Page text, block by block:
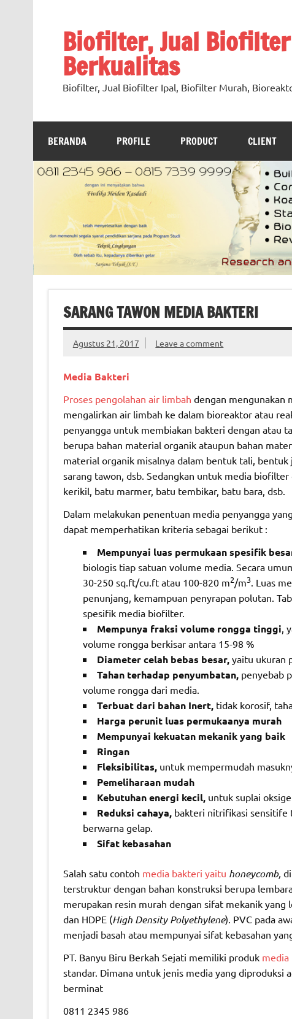
Biofilter, Jual
Berkualitas
Biofilter, Jual Biofilter Ipal, Biofilter Murah,
BERANDA PROFILE PRODUCT CLIENT
SARANG TAWON MEDIA BAKTERI
Agustus 21, 2017 Leave a comment
Media Bakteri
Proses pengolahan air limbah dengan mengunakan
mengalirkan air limbah ke dalam bioreaktor atau
penyangga untuk membiakan bakteri dengan atau
berupa bahan material organik ataupun bahan
material organik misalnya dalam bentuk tali,
sarang tawon, dsb. Sedangkan untuk media
kerikil, batu marmer, batu tembikar, batu bara, dsb.
Dalam melakukan penentuan media penyangga
dapat memperhatikan kriteria sebagai berikut :
Mempunyai luas permukaan spesifik
biologis tiap satuan volume media. Secara
30-250 sq.ft/cu.ft atau 100-820 m2/m3. Luas
penunjang, kemampuan penyrapan polutan.
spesifik
Mempunya fraksi volume rongga tinggi,
volume rongga berkisar antara 15-98 %
Diameter celah bebas besar,yaitu ukuran
Tahan terhadap penyumbatan, penyebab
volume rongga dari media.
Terbuat dari bahan Inert, tidak korosif,
Harga perunit luas permukaanya murah
Mempunyai kekuatan mekanik yang baik
Ringan
Fleksibilitas, untuk mempermudah
Pemeliharaan mudah
Kebutuhan energi kecil, untuk suplai
Reduksi cahaya, bakteri nitrifikasi sensitife
berwarna gelap.
Sifat kebasahan
Salah satu contoh media bakteri yaitu honeycomb,
terstruktur dengan bahan konstruksi berupa
merupakan resin murah dengan sifat mekanik
dan HDPE (High Density Polyethylene). PVC pada
menjadi basah atau mempunyai sifat kebasahan
PT. Banyu Biru Berkah Sejati memiliki produkmedia
standar. Dimana untuk jenis media yang diproduksi
berminat
0811 2345 986